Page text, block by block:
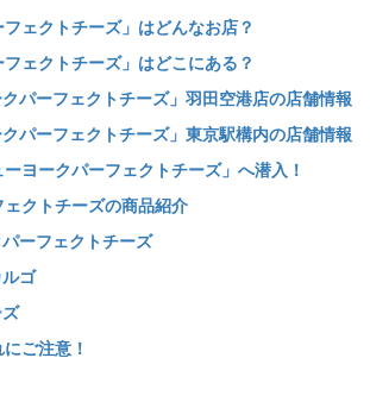
フェクトチーズ」はどんなお店？
フェクトチーズ」はどこにある？
クパーフェクトチーズ」羽田空港店の店舗情報
クパーフェクトチーズ」東京駅構内の店舗情報
ヨークパーフェクトチーズ」へ潜入！
クトチーズの商品紹介
ーフェクトチーズ
ゴ
ご注意！